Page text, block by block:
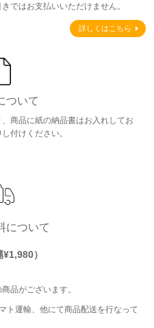
ではお支払いいただけません。
詳しくはこちら
ついて
商品に紙の納品書はお入れしてお
付けください。
について
）
品がございます。
ト運輸、他にて商品配送を行なって